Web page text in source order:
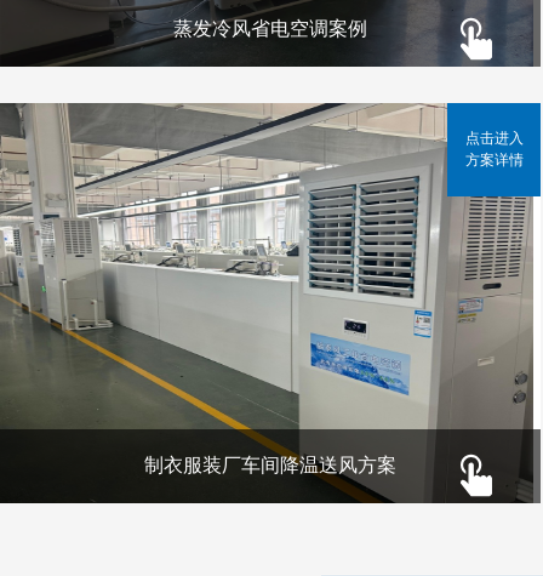
蒸发冷风省电空调案例
制衣服装厂车间降温送风方案
点击进入
方案详情